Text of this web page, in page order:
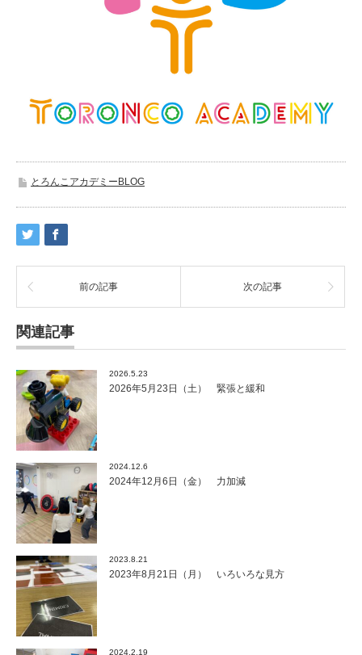
とろんこアカデミーBLOG
前の記事 次の記事
関連記事
2026.5.23
2026年5月23日（土） 緊張と緩和
2024.12.6
2024年12月6日（金） 力加減
2023.8.21
2023年8月21日（月） いろいろな見方
2024.2.19